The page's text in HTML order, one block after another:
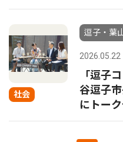
社会
逗子・葉
2026.05.22
「逗子
谷逗子
にトー